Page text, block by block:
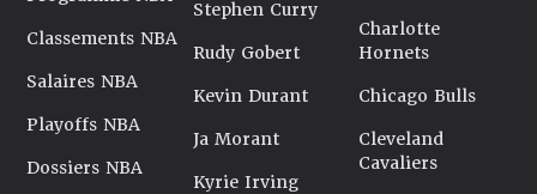
Classements NBA
Salaires NBA
Playoffs NBA
Dossiers NBA
Stephen Curry
Rudy Gobert
Kevin Durant
Ja Morant
Kyrie Irving
Charlotte
Hornets
Chicago Bulls
Cleveland
Cavaliers